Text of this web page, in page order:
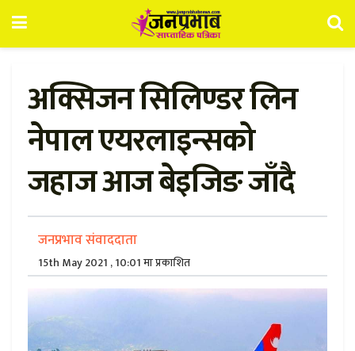
अक्सिजन सिलिण्डर लिन
नेपाल एयरलाइन्सको
जहाज आज बेइजिङ जाँदै
जनप्रभाव संवाददाता
15th May 2021 , 10:01 मा प्रकाशित